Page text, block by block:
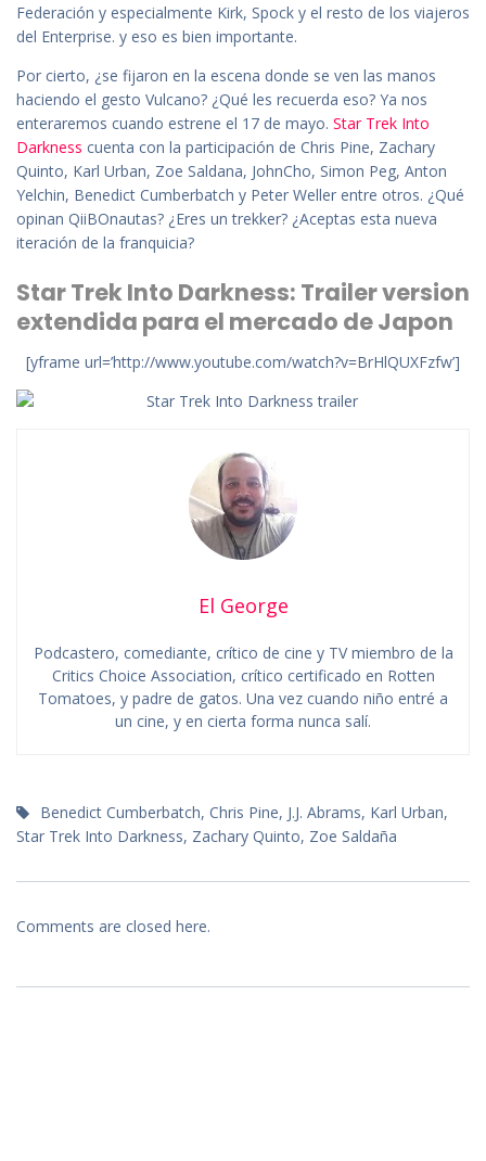
Federación y especialmente Kirk, Spock y el resto de los viajeros
del Enterprise. y eso es bien importante.
Por cierto, ¿se fijaron en la escena donde se ven las manos
haciendo el gesto Vulcano? ¿Qué les recuerda eso? Ya nos
enteraremos cuando estrene el 17 de mayo. Star Trek Into
Darkness cuenta con la participación de Chris Pine, Zachary
Quinto, Karl Urban, Zoe Saldana, JohnCho, Simon Peg, Anton
Yelchin, Benedict Cumberbatch y Peter Weller entre otros. ¿Qué
opinan QiiBOnautas? ¿Eres un trekker? ¿Aceptas esta nueva
iteración de la franquicia?
Star Trek Into Darkness: Trailer version
extendida para el mercado de Japon
[yframe url=’http://www.youtube.com/watch?v=BrHlQUXFzfw’]
El George
Podcastero, comediante, crítico de cine y TV miembro de la
Critics Choice Association, crítico certificado en Rotten
Tomatoes, y padre de gatos. Una vez cuando niño entré a
un cine, y en cierta forma nunca salí.
Benedict Cumberbatch, Chris Pine, J.J. Abrams, Karl Urban,
Star Trek Into Darkness, Zachary Quinto, Zoe Saldaña
Comments are closed here.